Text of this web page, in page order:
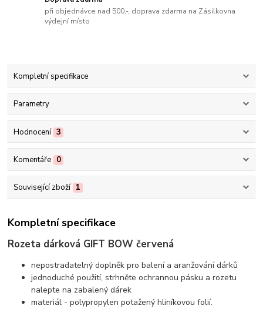
při objednávce nad 500,-, doprava zdarma na Zásilkovna
výdejní místo
Kompletní specifikace
Parametry
Hodnocení 3
Komentáře 0
Související zboží 1
Kompletní specifikace
Rozeta dárková GIFT BOW červená
nepostradatelný doplněk pro balení a aranžování dárků
jednoduché použití, strhněte ochrannou pásku a rozetu
nalepte na zabalený dárek
materiál - polypropylen potažený hliníkovou folií.